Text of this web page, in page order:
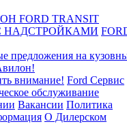
FORD TRANSIT
НАДСТРОЙКАМИ
предложения на
внимание! Ford Сервис
обслуживание
Вакансии Политика
О Дилерском